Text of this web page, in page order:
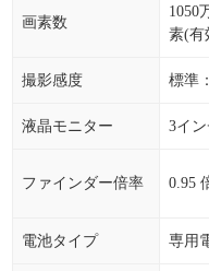
2024年12月
2024年11月
2024年10月
画素数
1050
素(有
撮影感度 標準
液晶モニター 3イ
ファインダー倍率 0.95
電池タイプ 専用